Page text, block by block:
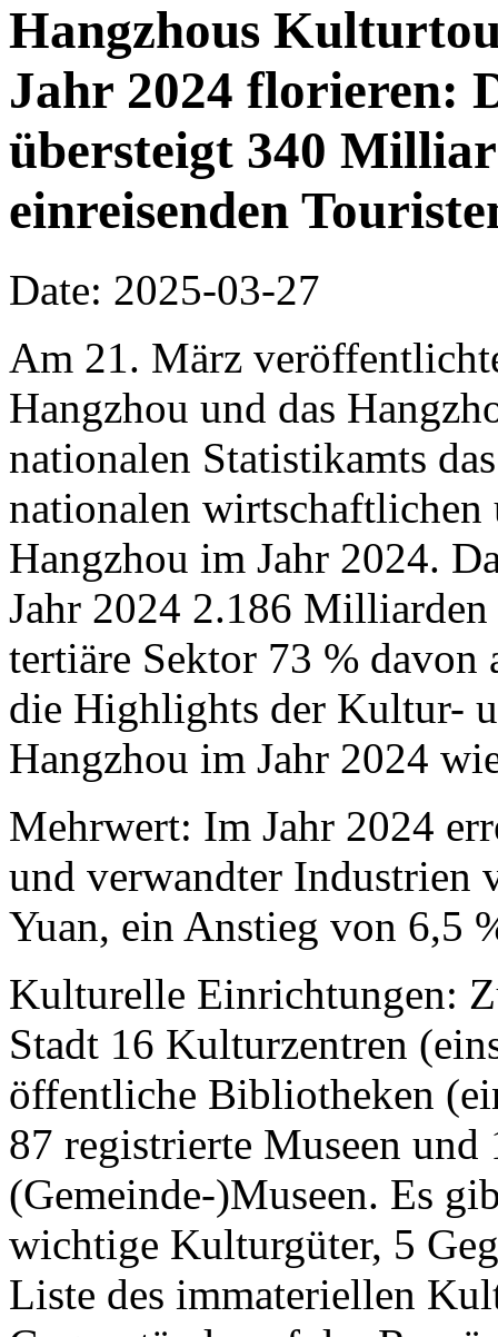
Hangzhous
Jahr 2024 florieren:
übersteigt 340
einreisenden
Date: 2025-03-27
Am 21. März
Hangzhou und das
nationalen Statistikamts
nationalen
Hangzhou im Jahr 2024.
Jahr 2024 2.186
tertiäre Sektor 73 % davon
die Highlights der Kultur-
Hangzhou im Jahr 2024
Mehrwert: Im Jahr 2024
und verwandter Industrien
Yuan, ein Anstieg von 6,5
Kulturelle Einrichtungen:
Stadt 16 Kulturzentren
öffentliche Bibliotheken
87 registrierte Museen
(Gemeinde-)Museen. Es
wichtige Kulturgüter, 5
Liste des immateriellen